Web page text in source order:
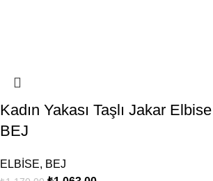
Kadın Yakası Taşlı Jakar
BEJ
ELBİSE, BEJ